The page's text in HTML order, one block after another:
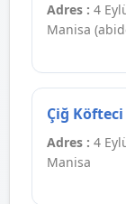
Adres : 4
Manisa
Çiğ
Adres : 4
Manisa